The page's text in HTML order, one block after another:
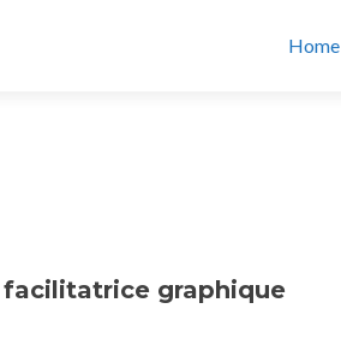
Home
facilitatrice graphique